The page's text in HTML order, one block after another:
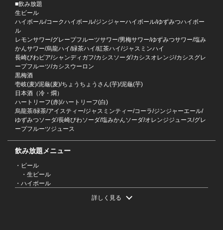
■飲み放題
生ビール
ハイボール/コークハイボール/ジンジャーハイボール/ゆずみつハイボー
ル
レモンサワー/グレープフルーツサワー/男梅サワー/ゆずみつサワー/塩み
かんサワー/烏龍ハイ/緑茶ハイ/紅茶ハイ/ジャスミンハイ
長崎びわビア/シャンディガフ/カシスソーダ/カシスオレンジ/カシスグレ
ープフルーツ/カシスウーロン
黒梅酒
壱岐(麦)/泥龜(麦)/ちょうちょうさん(芋)/泥龜(芋)
日本酒（冷・燗）
ハートリーフ(赤)/ハートリーフ(白)
烏龍茶/緑茶/アイスティー/ジャスミンティー/コーラ/ジンジャーエール/
ゆずみつソーダ/長崎びわソーダ/塩みかんソーダ/オレンジジュース/グレ
ープフルーツジュース
飲み放題メニュー
・ビール
・生ビール
・ハイボール
詳しく見る
この店舗情報をシェアする
人気No.1【じげもん特選コース】3種から選べる特製鍋付
き！2.5時間飲み放題付10品5,480円 | 長崎酒家 吉祥寺じ
げもんとん
東京都武蔵野市吉祥寺本町１-8-3ダイヤガイビルB1F
https://jigemonton-kichijoji.owst.jp/courses/214641628